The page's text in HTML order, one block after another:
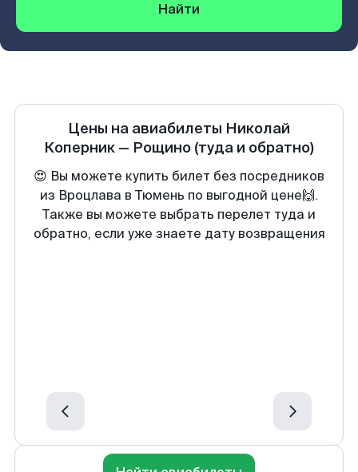
Найти
Цены на авиабилеты Николай
Коперник — Рощино (туда и обратно)
😍 Вы можете купить билет без посредников
из Вроцлава в Тюмень по выгодной цене🙌.
Также вы можете выбрать перелет туда и
обратно, если уже знаете дату возвращения